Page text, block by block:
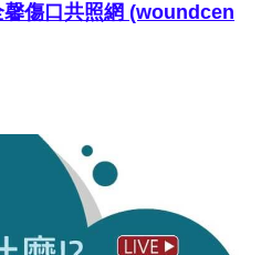
傷口共照網 (woundcen